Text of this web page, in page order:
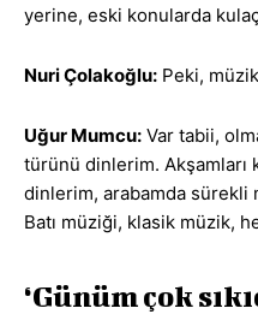
yerine, eski konularda
Nuri Çolakoğlu: Peki,
Uğur Mumcu: Var tabii,
türünü dinlerim. Akşamları
dinlerim, arabamda sürekli
Batı müziği, klasik müzik,
‘Günüm çok